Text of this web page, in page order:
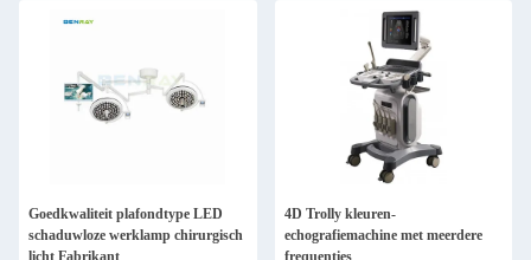
Goedkwaliteit plafondtype LED
schaduwloze werklamp chirurgisch
licht Fabrikant
4D Trolly kleuren-
echografiemachine met meerdere
frequenties